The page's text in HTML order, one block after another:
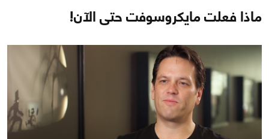
ماذا فعلت مايكروسوفت حتى الآن!